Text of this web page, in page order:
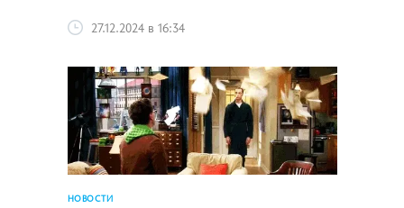
27.12.2024 в 16:34
НОВОСТИ